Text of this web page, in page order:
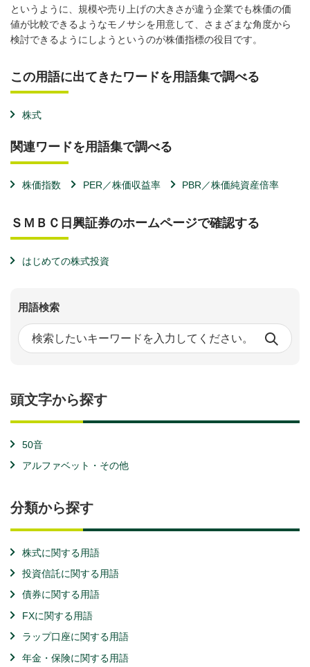
というように、規模や売り上げの大きさが違う企業でも株価の価
値が比較できるようなモノサシを用意して、さまざまな角度から
検討できるようにしようというのが株価指標の役目です。
この用語に出てきたワードを用語集で調べる
株式
関連ワードを用語集で調べる
株価指数 PER／株価収益率 PBR／株価純資産倍率
ＳＭＢＣ日興証券のホームページで確認する
はじめての株式投資
用語検索
頭文字から探す
50音
アルファベット・その他
分類から探す
株式に関する用語
投資信託に関する用語
債券に関する用語
FXに関する用語
ラップ口座に関する用語
年金・保険に関する用語